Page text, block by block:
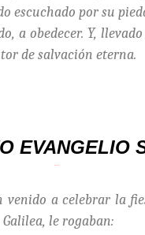
escuchado por su
a obedecer. Y,
de salvación eterna.
EVANGELIO
a celebrar la
le rogaban: